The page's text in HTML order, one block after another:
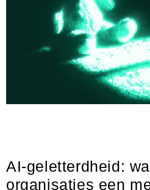
AI-geletterdheid:
organisaties een